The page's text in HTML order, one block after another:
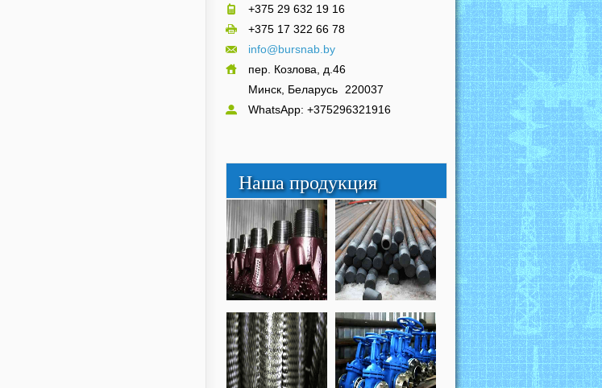
+375 29 632 19 16
+375 17 322 66 78
info@bursnab.by
пер. Козлова, д.46
Минск, Беларусь 220037
WhatsApp: +375296321916
Наша продукция